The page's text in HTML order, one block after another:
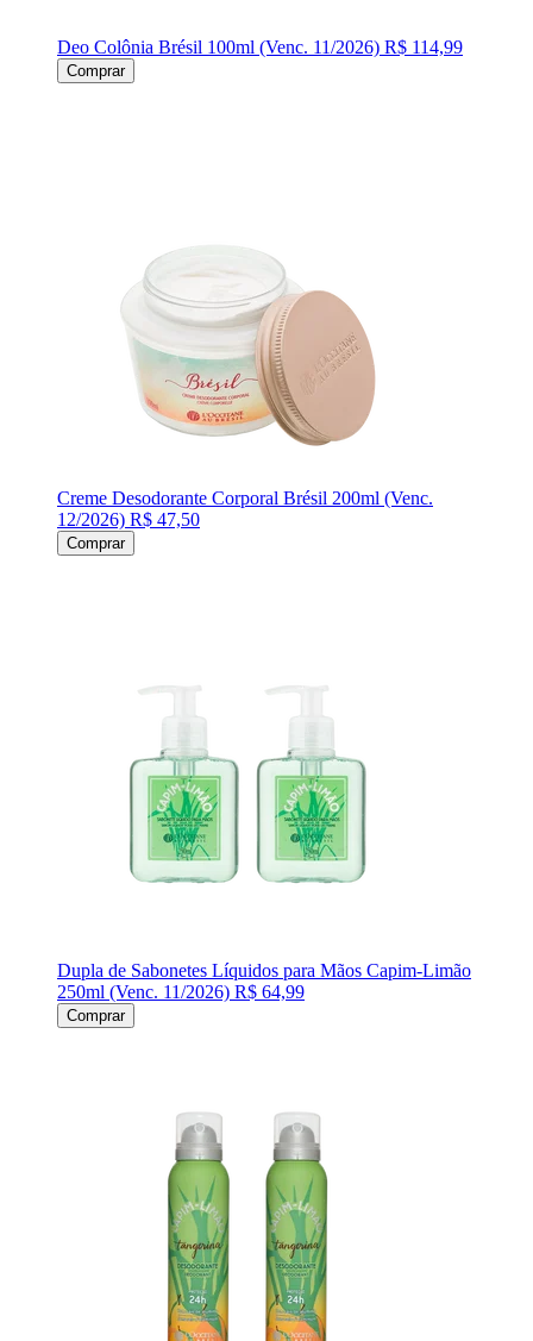
Deo Colônia Brésil 100ml (Venc. 11/2026) R$ 114,99
Comprar
Creme Desodorante Corporal Brésil 200ml (Venc.
12/2026) R$ 47,50
Comprar
Dupla de Sabonetes Líquidos para Mãos Capim-Limão
250ml (Venc. 11/2026) R$ 64,99
Comprar